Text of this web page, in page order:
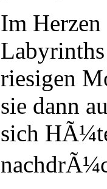
Im
riesigen
sie dann
sich